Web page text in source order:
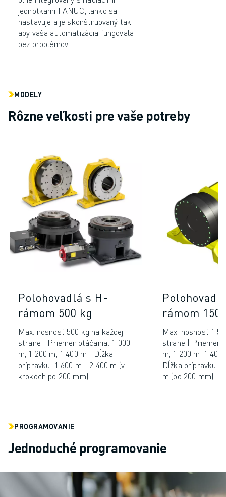
KONTAKT
KONTAKT
LOKALITY
jednotkami FANUC, ľahko sa
nastavuje a je skonštruovaný tak,
aby vaša automatizácia fungovala
bez problémov.
MODELY
Rôzne veľkosti pre vaše potreby
Polohovadlá s H-
rámom 500 kg
Max. nosnosť 500 kg na každej
strane | Priemer otáčania: 1 000
m, 1 200 m, 1 400 m | Dĺžka
prípravku: 1 600 m - 2 400 m (v
krokoch po 200 mm)
rámom
Max. nosnosť 1
strane | Priemer
m, 1 200 m, 1 400
Dĺžka prípravku:
m (po 200 mm)
PROGRAMOVANIE
Jednoduché programovanie